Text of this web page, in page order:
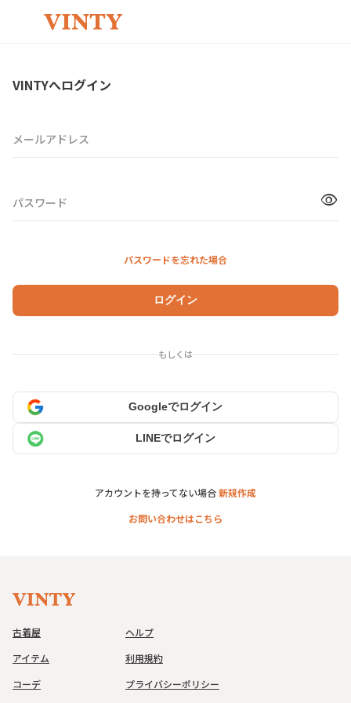
VINTYへログイン
メールアドレス
パスワード visibility
パスワードを忘れた場合
ログイン
もしくは
Googleでログイン
LINEでログイン
アカウントを持ってない場合新規作成
お問い合わせはこちら
古着屋
アイテム
コーデ
ヘルプ
利用規約
プライバシーポリシー